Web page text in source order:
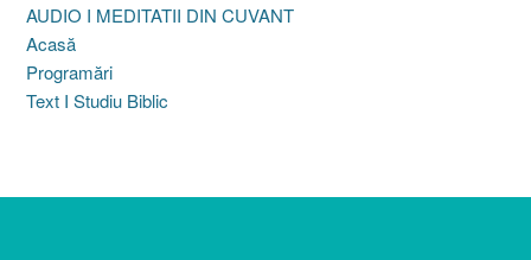
AUDIO I MEDITATII DIN CUVANT
Acasă
Programări
Text I Studiu Biblic